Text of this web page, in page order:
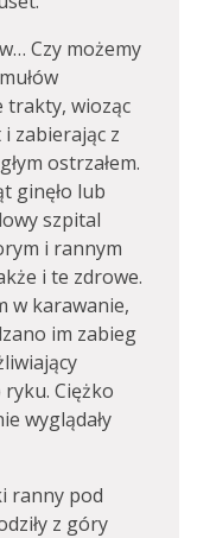
Czy możemy
trakty, wioząc
zabierając z
ostrzałem.
ginęło lub
szpital
i rannym
i te zdrowe.
w karawanie,
im zabieg
Ciężko
wyglądały
ranny pod
z góry